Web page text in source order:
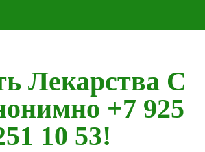
Лекарства С
+7 925
10 53!